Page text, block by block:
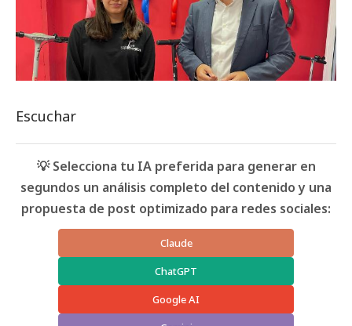
Escuchar
💡 Selecciona tu IA preferida para generar en
segundos un análisis completo del contenido y una
propuesta de post optimizado para redes sociales:
Claude
ChatGPT
Google AI